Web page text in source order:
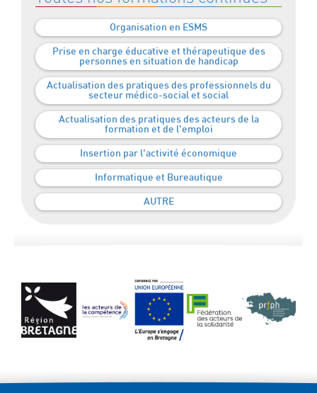
Organisation en ESMS
Prise en charge éducative et thérapeutique des
personnes en situation de handicap
Actualisation des pratiques des professionnels du
secteur médico-social et social
Actualisation des pratiques des acteurs de la
formation et de l'emploi
Insertion par l'activité économique
Informatique et Bureautique
AUTRE